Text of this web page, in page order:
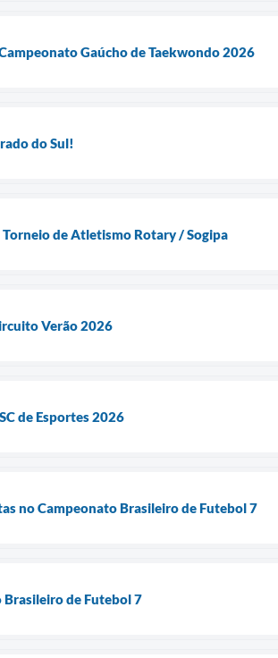
Gaúcho de Taekwondo 2026
do Sul!
Torneio de Atletismo Rotary / Sogipa
Verão 2026
de Esportes 2026
no Campeonato Brasileiro de Futebol 7
Brasileiro de Futebol 7